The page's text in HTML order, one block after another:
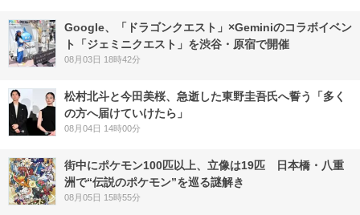
Google、「ドラゴンクエスト」×Geminiのコラボイベン
ト「ジェミニクエスト」を渋谷・原宿で開催
08月03日 18時42分
松村北斗と今田美桜、急逝した東野圭吾氏へ誓う「多く
の方へ届けていけたら」
08月04日 14時00分
街中にポケモン100匹以上、立像は19匹 日本橋・八重
洲で“伝説のポケモン”を巡る謎解き
08月05日 15時55分